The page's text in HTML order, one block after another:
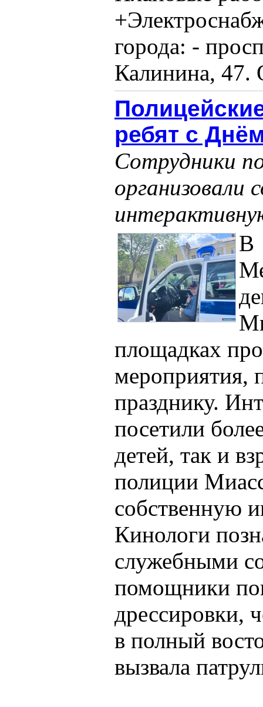
города: -
Калинина, 47.
ребят с
Сотрудники
организовали
В
площадках
мероприятия,
празднику.
посетили
детей, так и
полиции
собственную
Кинологи
служебными
помощники
дрессировки,
в полный
вызвала